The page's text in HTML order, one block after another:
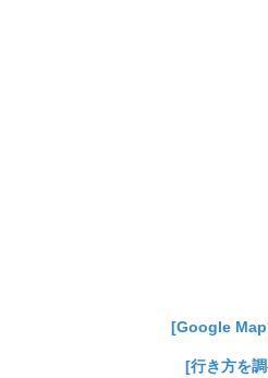
[Google Map
[行き方を